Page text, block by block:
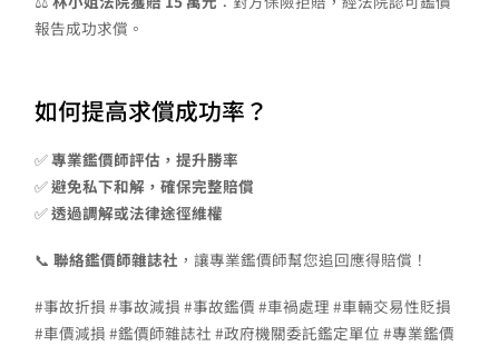
報告成功求償。
如何提高求償成功率？
✅專業鑑價師評估，提升勝率
✅避免私下和解，確保完整賠償
✅透過調解或法律途徑維權
📞 聯絡鑑價師雜誌社 ，讓專業鑑價師幫您追回應得賠償！
#事故折損 #事故減損 #事故鑑價 #車禍處理 #車輛交易性貶損
#車價減損 #鑑價師雜誌社 #政府機關委託鑑定單位 #專業鑑價